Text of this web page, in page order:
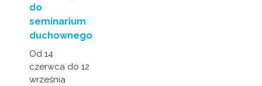
do
seminarium
duchownego
Od 14
czerwca do 12
września